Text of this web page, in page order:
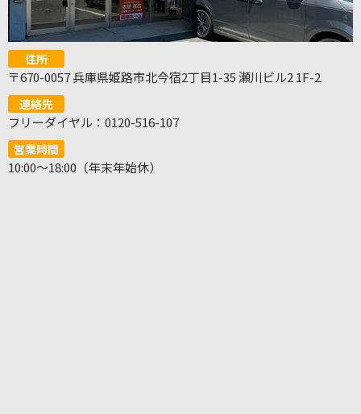
住所
〒670-0057 兵庫県姫路市北今宿2丁目1-35 瀬川ビル2 1F-2
連絡先
フリーダイヤル：0120-516-107
営業時間
10:00～18:00（年末年始休）